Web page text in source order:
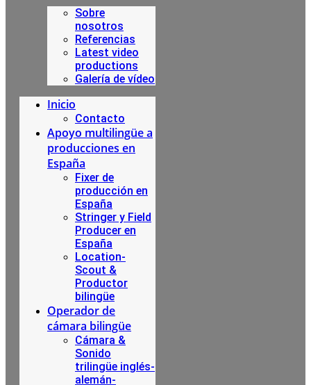
Sobre
nosotros
Referencias
Latest video
productions
Galería de vídeo
Inicio
Contacto
Apoyo multilingüe a
producciones en
España
Fixer de
producción en
España
Stringer y Field
Producer en
España
Location-
Scout &
Productor
bilingüe
Operador de
cámara bilingüe
Cámara &
Sonido
trilingüe inglés-
alemán-